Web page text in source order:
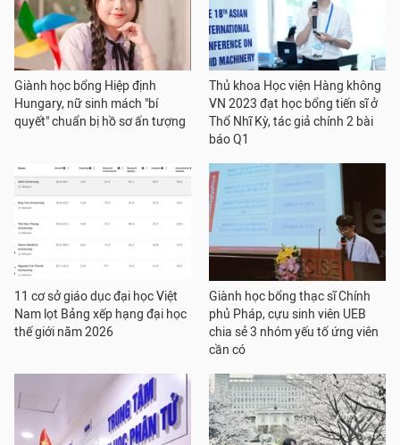
Giành học bổng Hiệp định
Hungary, nữ sinh mách "bí
quyết" chuẩn bị hồ sơ ấn tượng
Thủ khoa Học viện Hàng không
VN 2023 đạt học bổng tiến sĩ ở
Thổ Nhĩ Kỳ, tác giả chính 2 bài
báo Q1
11 cơ sở giáo dục đại học Việt
Nam lọt Bảng xếp hạng đại học
thế giới năm 2026
Giành học bổng thạc sĩ Chính
phủ Pháp, cựu sinh viên UEB
chia sẻ 3 nhóm yếu tố ứng viên
cần có